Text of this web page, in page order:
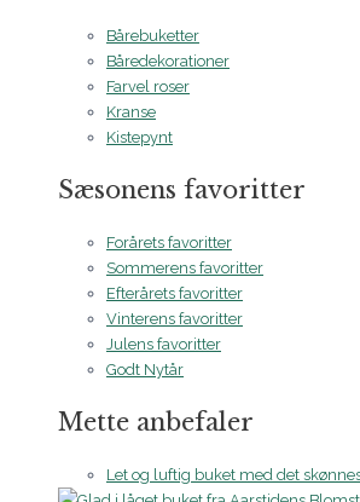
Bårebuketter
Båredekorationer
Farvel roser
Kranse
Kistepynt
Sæsonens favoritter
Forårets favoritter
Sommerens favoritter
Efterårets favoritter
Vinterens favoritter
Julens favoritter
Godt Nytår
Mette anbefaler
Let og luftig buket med det